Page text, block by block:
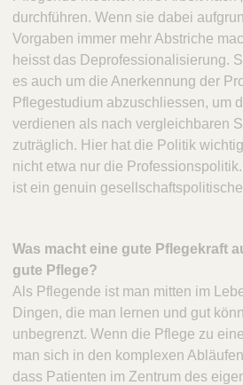
durchführen. Wenn sie dabei
Vorgaben immer mehr Abstriche
heisst das Deprofessionalisierung.
es auch um die Anerkennung der
Pflegestudium abzuschliessen, um
verdienen als nach vergleichbaren
zuträglich. Hier hat die Politik
nicht etwa nur die
ist ein genuin
Was macht eine gute Pflegekraft
gute Pflege?
Als Pflegende ist man mitten im
Dingen, die man lernen und gut
unbegrenzt. Wenn die Pflege zu
man sich in den komplexen
dass Patienten im Zentrum des